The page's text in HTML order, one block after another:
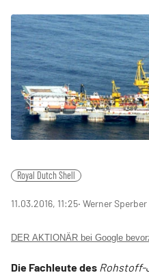
Royal Dutch Shell
11.03.2016, 11:25‧ Werner Sperber
DER AKTIONÄR bei Google
Die Fachleute des Rohstoff-